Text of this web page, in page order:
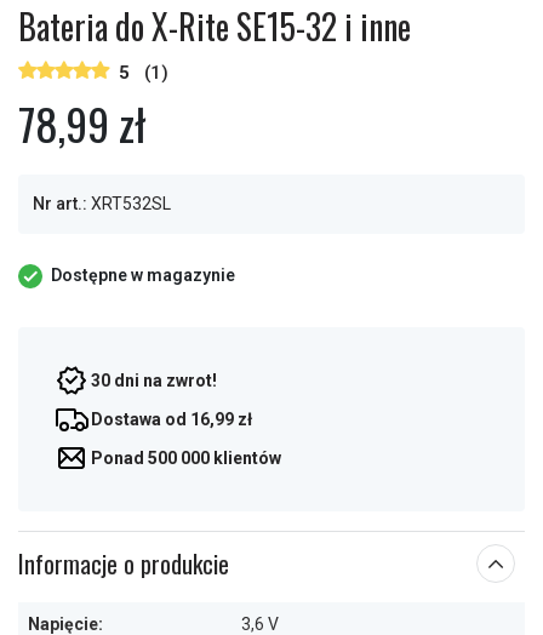
Bateria do X-Rite SE15-32 i inne
5 (1)
78,99 zł
Nr art.: XRT532SL
Dostępne w magazynie
30 dni na zwrot!
Dostawa od 16,99 zł
Ponad 500 000 klientów
Informacje o produkcie
Napięcie: 3,6 V